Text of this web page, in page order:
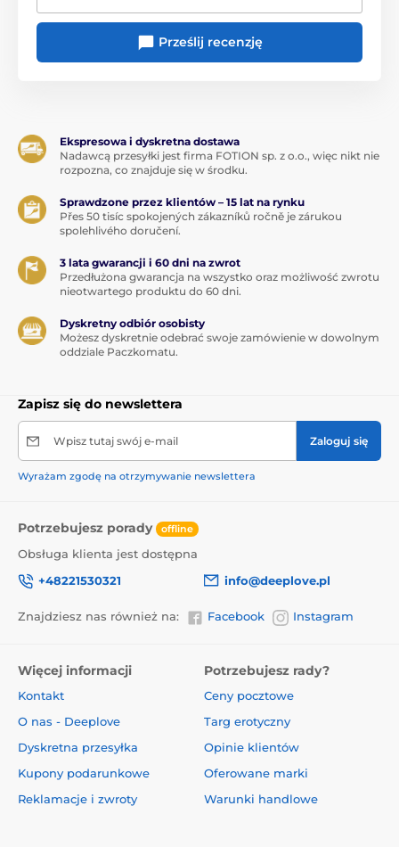
Prześlij recenzję
Ekspresowa i dyskretna dostawa
Nadawcą przesyłki jest firma FOTION sp. z o.o., więc nikt nie
rozpozna, co znajduje się w środku.
Sprawdzone przez klientów – 15 lat na rynku
Přes 50 tisíc spokojených zákazníků ročně je zárukou
spolehlivého doručení.
3 lata gwarancji i 60 dni na zwrot
Przedłużona gwarancja na wszystko oraz możliwość zwrotu
nieotwartego produktu do 60 dni.
Dyskretny odbiór osobisty
Możesz dyskretnie odebrać swoje zamówienie w dowolnym
oddziale Paczkomatu.
Zapisz się do newslettera
Wpisz tutaj swój e-mail Zaloguj się
Wyrażam zgodę na otrzymywanie newslettera
Potrzebujesz porady offline
Obsługa klienta jest dostępna
+48221530321
info@deeplove.pl
Znajdziesz nas również na: Facebook Instagram
Więcej informacji
Kontakt
O nas - Deeplove
Dyskretna przesyłka
Kupony podarunkowe
Reklamacje i zwroty
Potrzebujesz rady?
Ceny pocztowe
Targ erotyczny
Opinie klientów
Oferowane marki
Warunki handlowe